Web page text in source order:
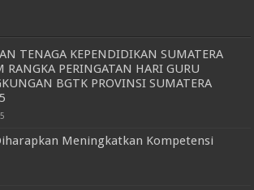
TENAGA KEPENDIDIKAN SUMATERA
RANGKA PERINGATAN HARI GURU
BGTK PROVINSI SUMATERA
Meningkatkan Kompetensi